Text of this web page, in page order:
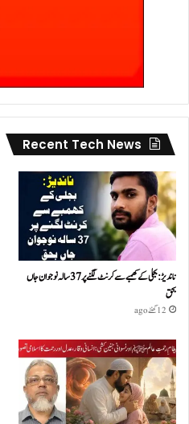
Recent Tech News
ناندیڑ: بجلی کے کھمبے سے کرنٹ لگنے پر 37 سالہ نوجوان جاں
بحق
12 گھنٹے ago